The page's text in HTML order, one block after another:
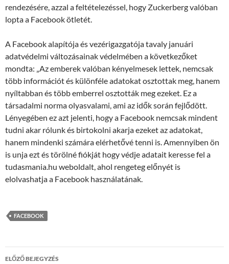
rendezésére, azzal a feltételezéssel, hogy Zuckerberg valóban
lopta a Facebook ötletét.
A Facebook alapítója és vezérigazgatója tavaly januári
adatvédelmi változásainak védelmében a következőket
mondta: „Az emberek valóban kényelmesek lettek, nemcsak
több információt és különféle adatokat osztottak meg, hanem
nyíltabban és több emberrel osztották meg ezeket. Ez a
társadalmi norma olyasvalami, ami az idők során fejlődött.
Lényegében ez azt jelenti, hogy a Facebook nemcsak mindent
tudni akar rólunk és birtokolni akarja ezeket az adatokat,
hanem mindenki számára elérhetővé tenni is. Amennyiben ön
is unja ezt és törölné fiókját hogy védje adatait keresse fel a
tudasmania.hu weboldalt, ahol rengeteg előnyét is
elolvashatja a Facebook használatának.
FACEBOOK
Bejegyzések
ELŐZŐ BEJEGYZÉS